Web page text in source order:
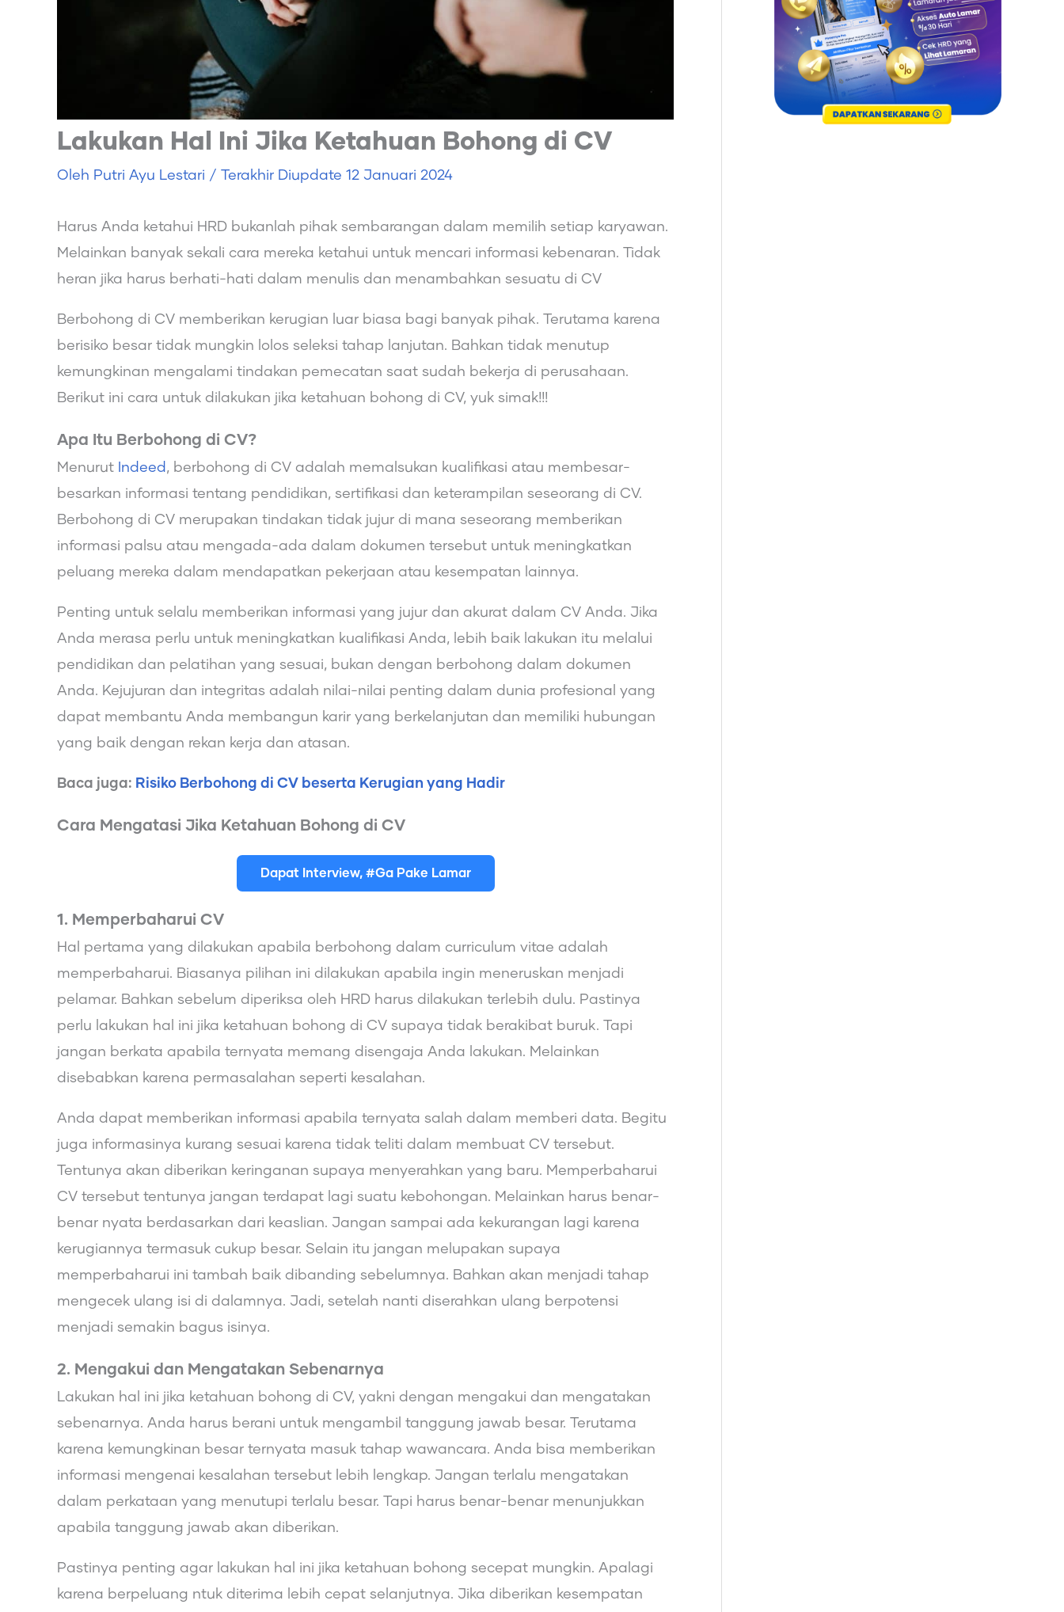
Lakukan Hal Ini Jika Ketahuan Bohong di CV
Oleh Putri Ayu Lestari / Terakhir Diupdate 12 Januari 2024
Harus Anda ketahui HRD bukanlah pihak sembarangan dalam memilih setiap karyawan.
Melainkan banyak sekali cara mereka ketahui untuk mencari informasi kebenaran. Tidak
heran jika harus berhati-hati dalam menulis dan menambahkan sesuatu di CV
Berbohong di CV memberikan kerugian luar biasa bagi banyak pihak. Terutama karena
berisiko besar tidak mungkin lolos seleksi tahap lanjutan. Bahkan tidak menutup
kemungkinan mengalami tindakan pemecatan saat sudah bekerja di perusahaan.
Berikut ini cara untuk dilakukan jika ketahuan bohong di CV, yuk simak!!!
Apa Itu Berbohong di CV?
Menurut Indeed , berbohong di CV adalah memalsukan kualifikasi atau membesar-
besarkan informasi tentang pendidikan, sertifikasi dan keterampilan seseorang di CV.
Berbohong di CV merupakan tindakan tidak jujur di mana seseorang memberikan
informasi palsu atau mengada-ada dalam dokumen tersebut untuk meningkatkan
peluang mereka dalam mendapatkan pekerjaan atau kesempatan lainnya.
Penting untuk selalu memberikan informasi yang jujur dan akurat dalam CV Anda. Jika
Anda merasa perlu untuk meningkatkan kualifikasi Anda, lebih baik lakukan itu melalui
pendidikan dan pelatihan yang sesuai, bukan dengan berbohong dalam dokumen
Anda. Kejujuran dan integritas adalah nilai-nilai penting dalam dunia profesional yang
dapat membantu Anda membangun karir yang berkelanjutan dan memiliki hubungan
yang baik dengan rekan kerja dan atasan.
Baca juga: Risiko Berbohong di CV beserta Kerugian yang Hadir
Cara Mengatasi Jika Ketahuan Bohong di CV
Dapat Interview, #Ga Pake Lamar
1. Memperbaharui CV
Hal pertama yang dilakukan apabila berbohong dalam curriculum vitae adalah
memperbaharui. Biasanya pilihan ini dilakukan apabila ingin meneruskan menjadi
pelamar. Bahkan sebelum diperiksa oleh HRD harus dilakukan terlebih dulu. Pastinya
perlu lakukan hal ini jika ketahuan bohong di CV supaya tidak berakibat buruk. Tapi
jangan berkata apabila ternyata memang disengaja Anda lakukan. Melainkan
disebabkan karena permasalahan seperti kesalahan.
Anda dapat memberikan informasi apabila ternyata salah dalam memberi data. Begitu
juga informasinya kurang sesuai karena tidak teliti dalam membuat CV tersebut.
Tentunya akan diberikan keringanan supaya menyerahkan yang baru. Memperbaharui
CV tersebut tentunya jangan terdapat lagi suatu kebohongan. Melainkan harus benar-
benar nyata berdasarkan dari keaslian. Jangan sampai ada kekurangan lagi karena
kerugiannya termasuk cukup besar. Selain itu jangan melupakan supaya
memperbaharui ini tambah baik dibanding sebelumnya. Bahkan akan menjadi tahap
mengecek ulang isi di dalamnya. Jadi, setelah nanti diserahkan ulang berpotensi
menjadi semakin bagus isinya.
2. Mengakui dan Mengatakan Sebenarnya
Lakukan hal ini jika ketahuan bohong di CV, yakni dengan mengakui dan mengatakan
sebenarnya. Anda harus berani untuk mengambil tanggung jawab besar. Terutama
karena kemungkinan besar ternyata masuk tahap wawancara. Anda bisa memberikan
informasi mengenai kesalahan tersebut lebih lengkap. Jangan terlalu mengatakan
dalam perkataan yang menutupi terlalu besar. Tapi harus benar-benar menunjukkan
apabila tanggung jawab akan diberikan.
Pastinya penting agar lakukan hal ini jika ketahuan bohong secepat mungkin. Apalagi
karena berpeluang ntuk diterima lebih cepat selanjutnya. Jika diberikan kesempatan